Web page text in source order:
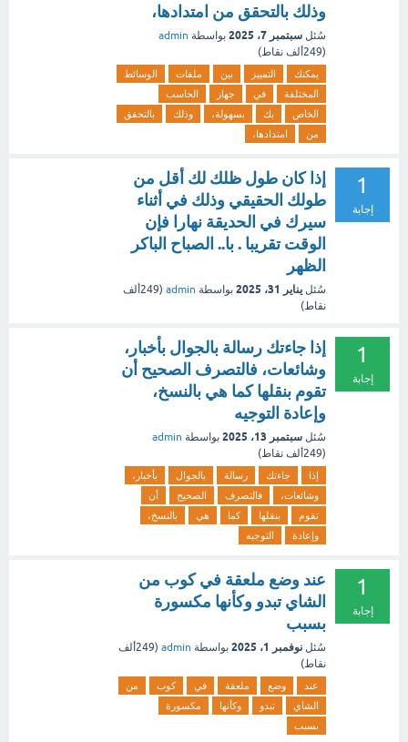
وذلك بالتحقق من امتدادها،
سُئل سبتمبر 7، 2025 بواسطة admin
(249ألف نقاط)
يمكنك التمييز بين ملفات
الوسائط
المختلفة
في جهاز
الحاسب
الخاص
بك بسهولة، وذلك
بالتحقق
من
امتدادها،
1
إجابة
إذا كان طول ظلك لك أقل من
طولك الحقيقي وذلك في أثناء
سيرك في الحديقة نهارا فإن
الوقت تقريبا . با.. الصباح الباكر
الظهر
سُئل يناير 31، 2025 بواسطة admin
(249ألف
نقاط)
1
إجابة
إذا جاءتك رسالة بالجوال بأخبار،
وشائعات، فالتصرف الصحيح أن
تقوم بنقلها كما هي بالنسخ،
وإعادة التوجيه
سُئل سبتمبر 13، 2025 بواسطة admin
(249ألف نقاط)
إذا جاءتك رسالة بالجوال
بأخبار،
وشائعات،
فالتصرف الصحيح
أن
تقوم
بنقلها كما هي
بالنسخ،
وإعادة
التوجيه
1
إجابة
عند وضع ملعقة في كوب من
الشاي تبدو وكأنها مكسورة
بسبب
سُئل نوفمبر 1، 2025 بواسطة admin
(249ألف
نقاط)
عند وضع ملعقة في كوب
من
الشاي
تبدو وكأنها
مكسورة
بسبب